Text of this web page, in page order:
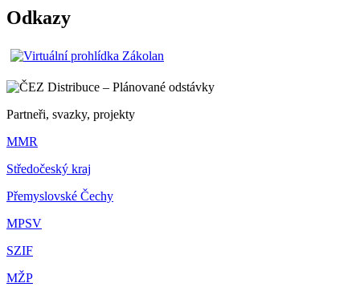
Odkazy
Partneři, svazky, projekty
MMR
Středočeský kraj
Přemyslovské Čechy
MPSV
SZIF
MŽP